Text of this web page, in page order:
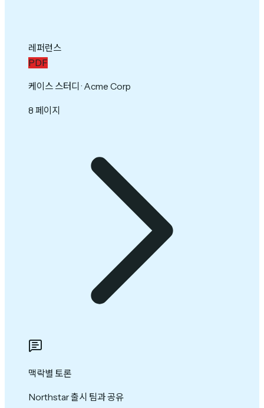
레퍼런스
PDF
케이스 스터디 · Acme Corp
8 페이지
맥락별 토론
Northstar 출시 팀과 공유